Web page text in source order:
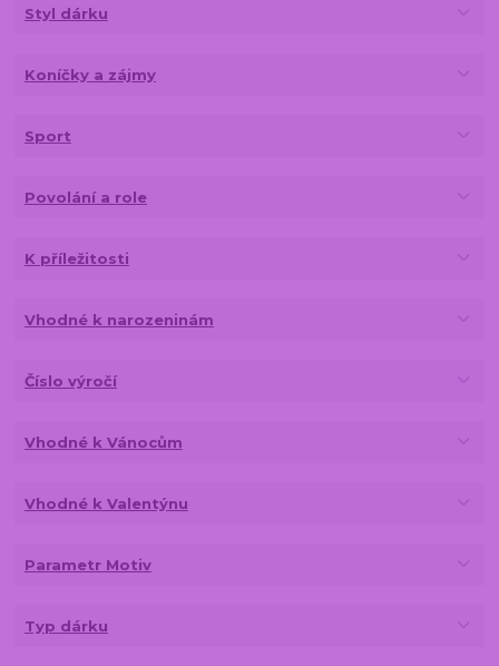
Styl dárku
Koníčky a zájmy
Sport
Povolání a role
K příležitosti
Vhodné k narozeninám
Číslo výročí
Vhodné k Vánocům
Vhodné k Valentýnu
Parametr Motiv
Typ dárku